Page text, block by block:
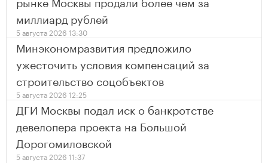
миллиард рублей
5 августа 2026 13:30
Минэкономразвития предложило
ужесточить условия компенсаций за
строительство соцобъектов
5 августа 2026 12:25
ДГИ Москвы подал иск о банкротстве
девелопера проекта на Большой
Дорогомиловской
5 августа 2026 11:37